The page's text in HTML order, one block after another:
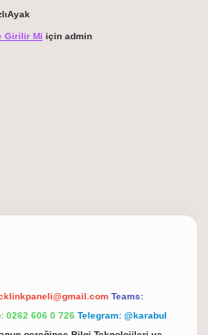
Girilir Mi için admin
Teams:
0262 606 0 726 Telegram: @karabul